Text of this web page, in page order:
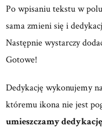
Po wpisaniu tekstu w
sama zmieni się i
Następnie wystarczy
Gotowe!
Dedykację wykonujemy
któremu ikona nie jest
umieszczamy